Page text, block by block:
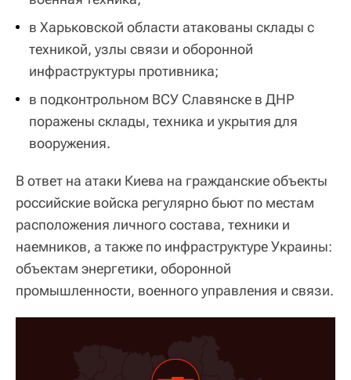
в Харьковской области атакованы склады с
техникой, узлы связи и оборонной
инфраструктуры противника;
в подконтрольном ВСУ Славянске в ДНР
поражены склады, техника и укрытия для
вооружения.
В ответ на атаки Киева на гражданские объекты
российские войска регулярно бьют по местам
расположения личного состава, техники и
наемников, а также по инфраструктуре Украины:
объектам энергетики, оборонной
промышленности, военного управления и связи.